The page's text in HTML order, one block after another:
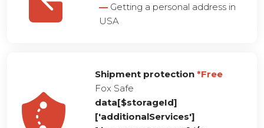
— Getting a personal address in
USA
Shipment protection *Free
Fox Safe
data[$storageId]
['additionalServices']